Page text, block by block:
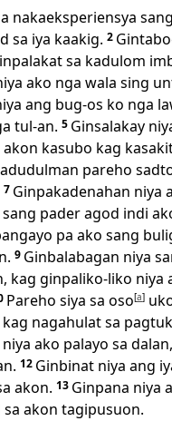
nakaeksperiensya
sa iya kaakig. 2
sa kadulom
ako nga wala sing
ang bug-os ko nga
tul-an. 5 Ginsalakay
kasubo kag
pareho
7 Ginpakadenahan niya
pader agod indi
pa ako sang
9 Ginbalabagan niya
kag ginpaliko-liko niya
Pareho siya sa oso[a]
nagahulat sa
ako palayo sa
12 Ginbinat niya ang
akon. 13 Ginpana niya
akon tagipusuon.